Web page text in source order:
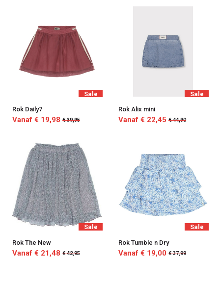
Sale
Rok Daily7
Vanaf € 19,98 € 39,95
Sale
Rok Alix mini
Vanaf € 22,45 € 44,90
Sale
Rok The New
Vanaf € 21,48 € 42,95
Sale
Rok Tumble n Dry
Vanaf € 19,00 € 37,99